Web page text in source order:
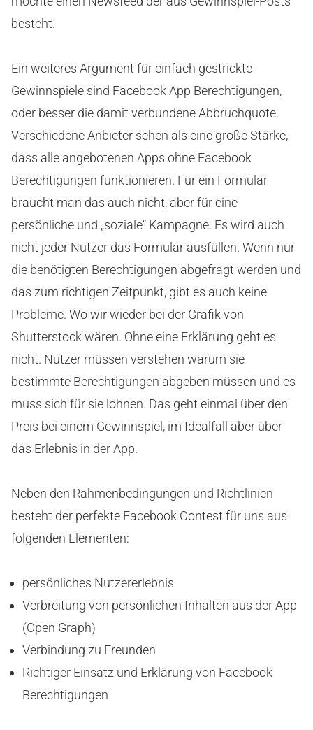
besteht.
Ein weiteres Argument für einfach gestrickte
Gewinnspiele sind Facebook App Berechtigungen,
oder besser die damit verbundene Abbruchquote.
Verschiedene Anbieter sehen als eine große Stärke,
dass alle angebotenen Apps ohne Facebook
Berechtigungen funktionieren. Für ein Formular
braucht man das auch nicht, aber für eine
persönliche und „soziale“ Kampagne. Es wird auch
nicht jeder Nutzer das Formular ausfüllen. Wenn nur
die benötigten Berechtigungen abgefragt werden und
das zum richtigen Zeitpunkt, gibt es auch keine
Probleme. Wo wir wieder bei der Grafik von
Shutterstock wären. Ohne eine Erklärung geht es
nicht. Nutzer müssen verstehen warum sie
bestimmte Berechtigungen abgeben müssen und es
muss sich für sie lohnen. Das geht einmal über den
Preis bei einem Gewinnspiel, im Idealfall aber über
das Erlebnis in der App.
Neben den Rahmenbedingungen und Richtlinien
besteht der perfekte Facebook Contest für uns aus
folgenden Elementen:
persönliches Nutzererlebnis
Verbreitung von persönlichen Inhalten aus der App
(Open Graph)
Verbindung zu Freunden
Richtiger Einsatz und Erklärung von Facebook
Berechtigungen